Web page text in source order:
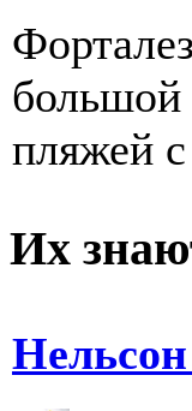
большой
пляжей
Их